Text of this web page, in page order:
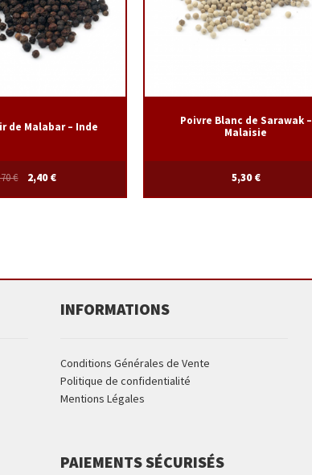
de Malabar – Inde
€ 2,40€
Poivre Blanc de Sarawak –
Malaisie
5,30€
INFORMATIONS
Conditions Générales de Vente
Politique de confidentialité
Mentions Légales
PAIEMENTS SÉCURISÉS